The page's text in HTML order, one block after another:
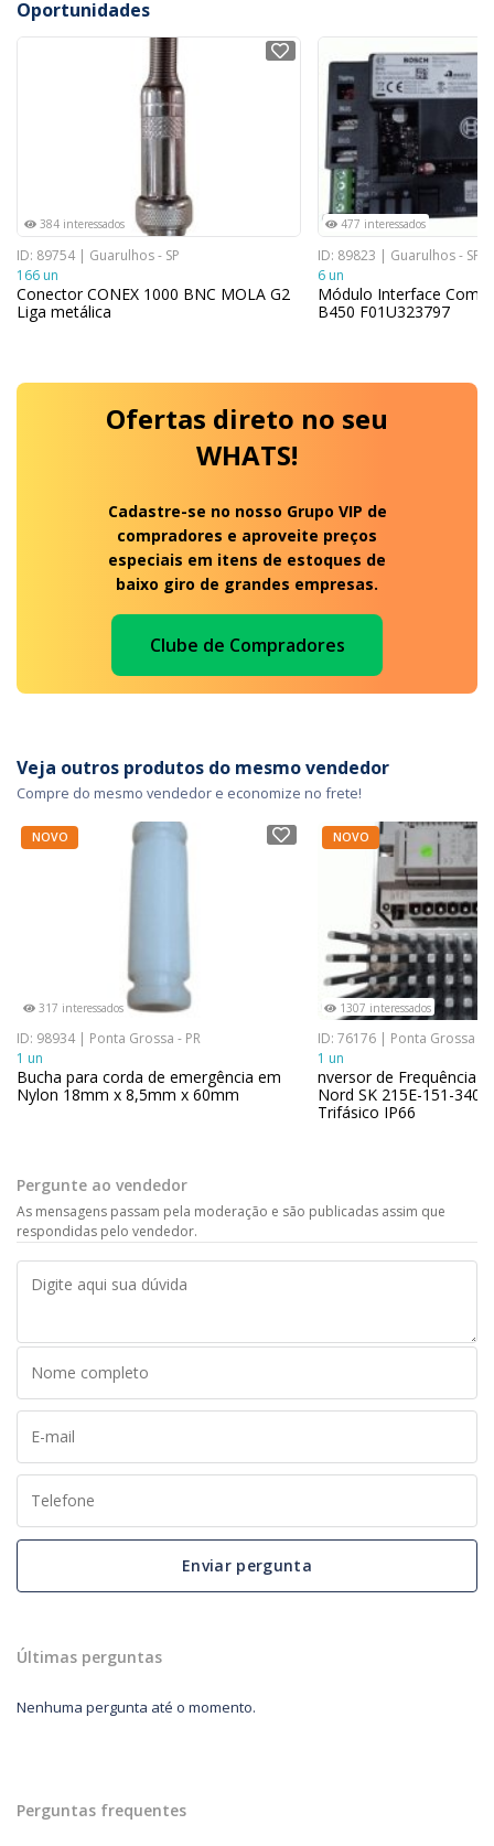
Oportunidades
384 interessados
ID: 89754 | Guarulhos - SP
166 un
Conector CONEX 1000 BNC MOLA G2
Liga metálica
NOVO
477 interessados
ID: 89823 | Guarulhos - SP
6 un
Módulo Interface
B450 F01U323797
Ofertas direto no seu
WHATS!
Cadastre-se no nosso Grupo VIP de
compradores e aproveite preços
especiais em itens de estoques de
baixo giro de grandes empresas.
Clube de Compradores
Veja outros produtos do mesmo vendedor
Compre do mesmo vendedor e economize no frete!
NOVO
317 interessados
ID: 98934 | Ponta Grossa - PR
1 un
Bucha para corda de emergência em
Nylon 18mm x 8,5mm x 60mm
NOVO
1307 interessados
ID: 76176 | Ponta Grossa -
1 un
nversor de Frequência
Nord SK 215E-151-340-
Trifásico IP66
Pergunte ao vendedor
As mensagens passam pela moderação e são publicadas assim que
respondidas pelo vendedor.
Enviar pergunta
Últimas perguntas
Nenhuma pergunta até o momento.
Perguntas frequentes